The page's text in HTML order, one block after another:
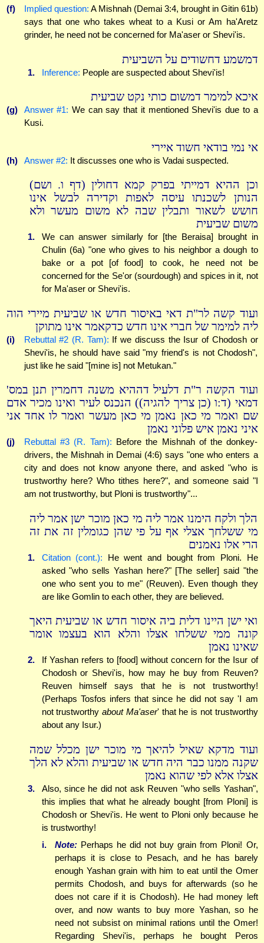
(f) Implied question: A Mishnah (Demai 3:4, brought in Gitin 61b)
says that one who takes wheat to a Kusi or Am ha'Aretz
grinder, he need not be concerned for Ma'aser or Shevi'is.
דמשמע דחשודים על השביעית
1. Inference: People are suspected about Shevi'is!
איכא למימר דמשום כותי נקט שביעית
(g) Answer #1: We can say that it mentioned Shevi'is due to a
Kusi.
אי נמי בודאי חשוד איירי
(h) Answer #2: It discusses one who is Vadai suspected.
וכן ההיא דמייתי בפרק קמא דחולין (דף ו. ושם)
הנותן לשכנתו עיסה לאפות וקדירה לבשל אינו
חושש לשאור ותבלין שבה לא משום מעשר ולא
משום שביעית
1.
We can answer similarly for [the Beraisa] brought in
Chulin (6a) "one who gives to his neighbor a dough to
bake or a pot [of food] to cook, he need not be
concerned for the Se'or (sourdough) and spices in it, not
for Ma'aser or Shevi'is.
ועוד קשה לר"ת דאי באיסור חדש או שביעית מיירי הוה
ליה למימר של חברי אינו חדש כדקאמר אינו מתוקן
(i) Rebuttal #2 (R. Tam): If we discuss the Isur of Chodosh or
Shevi'is, he should have said "my friend's is not Chodosh",
just like he said "[mine is] not Metukan."
ועוד הקשה ר"ת דלעיל דההיא משנה דחמרין תנן במס'
דמאי (ד:ו (כן צריך להגיה)) הנכנס לעיר ואינו מכיר אדם
שם ואמר מי כאן נאמן מי כאן מעשר ואמר לו אחד אני
איני נאמן איש פלוני נאמן
(j) Rebuttal #3 (R. Tam): Before the Mishnah of the donkey-
drivers, the Mishnah in Demai (4:6) says "one who enters a
city and does not know anyone there, and asked "who is
trustworthy here? Who tithes here?", and someone said "I
am not trustworthy, but Ploni is trustworthy"...
הלך ולקח הימנו אמר ליה מי כאן מוכר ישן אמר ליה
מי ששלחך אצלי אף על פי שהן כגומלין זה את זה
הרי אלו נאמנים
1. Citation (cont.): He went and bought from Ploni. He
asked "who sells Yashan here?" [The seller] said "the
one who sent you to me" (Reuven). Even though they
are like Gomlin to each other, they are believed.
ואי ישן היינו דלית ביה איסור חדש או שביעית היאך
קונה ממי ששלחו אצלו והלא הוא בעצמו אומר
שאינו נאמן
2.
If Yashan refers to [food] without concern for the Isur of
Chodosh or Shevi'is, how may he buy from Reuven?
Reuven himself says that he is not trustworthy!
(Perhaps Tosfos infers that since he did not say 'I am
not trustworthy about Ma'aser' that he is not trustworthy
about any Isur.)
ועוד מדקא שאיל להיאך מי מוכר ישן מכלל שמה
שקנה ממנו כבר היה חדש או שביעית והלא לא הלך
אצלו אלא לפי שהוא נאמן
3.
Also, since he did not ask Reuven "who sells Yashan",
this implies that what he already bought [from Ploni] is
Chodosh or Shevi'is. He went to Ploni only because he
is trustworthy!
i.
Note: Perhaps he did not buy grain from Ploni! Or,
perhaps it is close to Pesach, and he has barely
enough Yashan grain with him to eat until the Omer
permits Chodosh, and buys for afterwards (so he
does not care if it is Chodosh). He had money left
over, and now wants to buy more Yashan, so he
need not subsist on minimal rations until the Omer!
Regarding Shevi'is, perhaps he bought Peros